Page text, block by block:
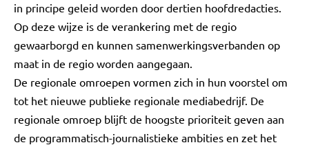
in principe geleid worden door dertien hoofdredacties.
Op deze wijze is de verankering met de regio
gewaarborgd en kunnen samenwerkingsverbanden op
maat in de regio worden aangegaan.
De regionale omroepen vormen zich in hun voorstel om
tot het nieuwe publieke regionale mediabedrijf. De
regionale omroep blijft de hoogste prioriteit geven aan
de programmatisch-journalistieke ambities en zet het